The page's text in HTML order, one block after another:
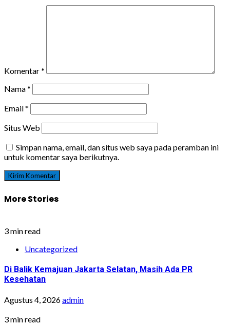
Komentar*
Nama*
Email*
Situs Web
Simpan nama, email, dan situs web saya pada peramban ini
untuk komentar saya berikutnya.
More Stories
3 min read
Uncategorized
Di Balik Kemajuan Jakarta Selatan, Masih Ada PR
Kesehatan
Agustus 4, 2026admin
3 min read